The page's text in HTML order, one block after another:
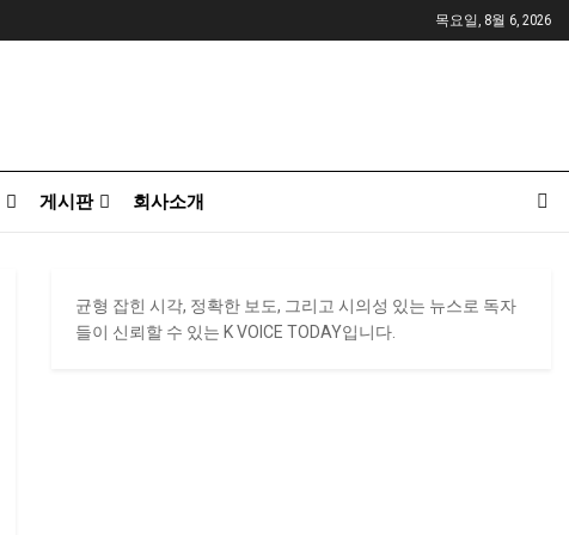
목요일, 8월 6, 2026
게시판 회사소개
균형 잡힌 시각, 정확한 보도, 그리고 시의성 있는 뉴스로 독자
들이 신뢰할 수 있는 K VOICE TODAY입니다.